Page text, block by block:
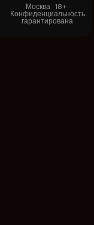
Москва · 18+ ·
Конфиденциальность
гарантирована